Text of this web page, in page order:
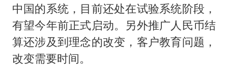
中国的系统，目前还处在试验系统阶段，
有望今年前正式启动。另外推广人民币结
算还涉及到理念的改变，客户教育问题，
改变需要时间。